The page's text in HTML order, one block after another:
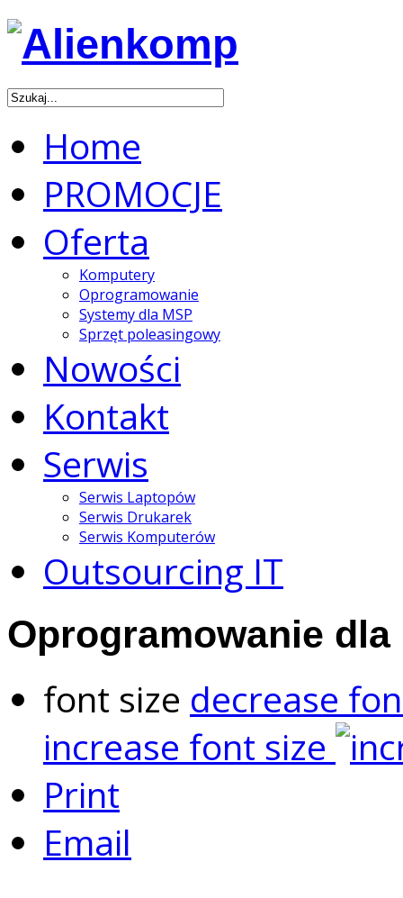
Home
PROMOCJE
Oferta
Komputery
Oprogramowanie
Systemy dla MSP
Sprzęt poleasingowy
Nowości
Kontakt
Serwis
Serwis Laptopów
Serwis Drukarek
Serwis Komputerów
Outsourcing IT
Oprogramowanie dla
font size decrease
increase font size
Print
Email